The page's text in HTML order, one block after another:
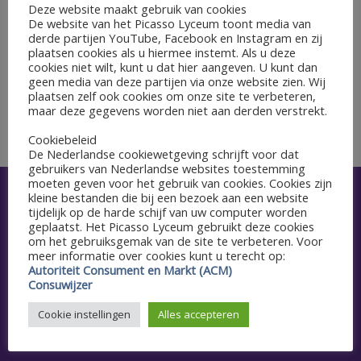
GEGEVENS
Datum:
20 mei 2024
Centraal Examen, start
tijdvak 1
Kennismakingsmiddag nieuwe
brugklassen
Snel naar
Aanmelden
Agenda
Schoolgids
Deze website maakt gebruik van cookies
De website van het Picasso Lyceum toont media van
derde partijen YouTube, Facebook en Instagram en zij
plaatsen cookies als u hiermee instemt. Als u deze
cookies niet wilt, kunt u dat hier aangeven. U kunt dan
geen media van deze partijen via onze website zien. Wij
plaatsen zelf ook cookies om onze site te verbeteren,
maar deze gegevens worden niet aan derden verstrekt.
Cookiebeleid
De Nederlandse cookiewetgeving schrijft voor dat
gebruikers van Nederlandse websites toestemming
moeten geven voor het gebruik van cookies. Cookies zijn
kleine bestanden die bij een bezoek aan een website
tijdelijk op de harde schijf van uw computer worden
geplaatst. Het Picasso Lyceum gebruikt deze cookies
om het gebruiksgemak van de site te verbeteren. Voor
meer informatie over cookies kunt u terecht op:
Autoriteit Consument en Markt (ACM)
Consuwijzer
Cookie instellingen Alles accepteren